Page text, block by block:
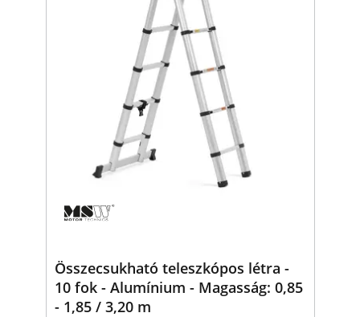
Összecsukható teleszkópos létra -
10 fok - Alumínium - Magasság: 0,85
- 1,85 / 3,20 m